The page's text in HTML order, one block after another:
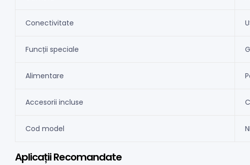
Conectivitate
Funcții speciale
Alimentare
Accesorii incluse
Cod model
Aplicații Recomandate